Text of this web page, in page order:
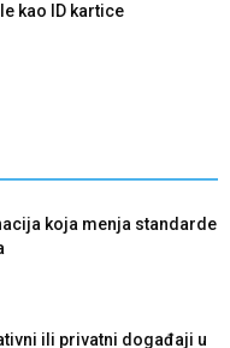
kao ID kartice
koja menja standarde
ili privatni događaji u